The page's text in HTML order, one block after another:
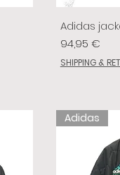
Adidas
Prix
94,95 €
SHIPPING &
Adidas